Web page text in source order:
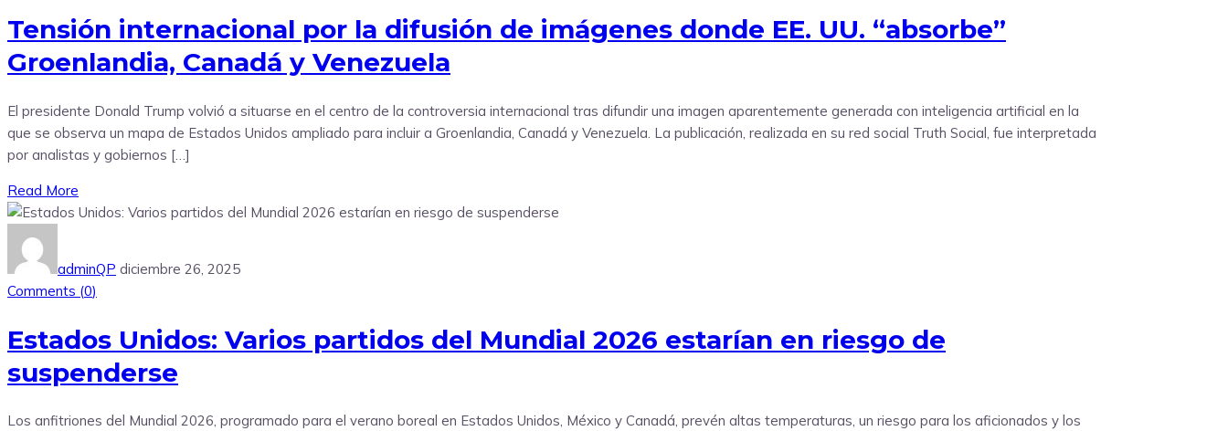
Tensión internacional por la difusión de imágenes donde EE. UU. “absorbe”
Groenlandia, Canadá y Venezuela
El presidente Donald Trump volvió a situarse en el centro de la controversia internacional tras difundir una imagen aparentemente generada con inteligencia artificial en la
que se observa un mapa de Estados Unidos ampliado para incluir a Groenlandia, Canadá y Venezuela. La publicación, realizada en su red social Truth Social, fue interpretada
por analistas y gobiernos […]
Read More
adminQP diciembre 26, 2025
Comments (0)
Estados Unidos: Varios partidos del Mundial 2026 estarían en riesgo de
suspenderse
Los anfitriones del Mundial 2026, programado para el verano boreal en Estados Unidos, México y Canadá, prevén altas temperaturas, un riesgo para los aficionados y los